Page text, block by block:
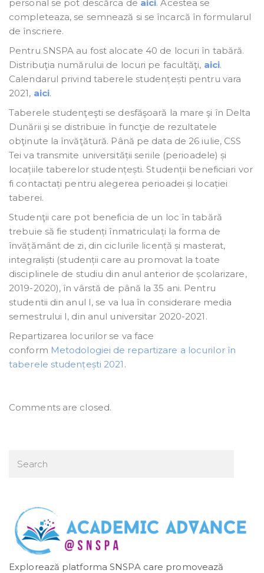
personal se pot descărca de aici. Acestea se
completeaza, se semnează si se încarcă în formularul
de înscriere.
Pentru SNSPA au fost alocate 40 de locuri în tabără.
Distribuţia numărului de locuri pe facultăţi, aici.
Calendarul privind taberele studențești pentru vara
2021, aici.
Taberele studenţeşti se desfăşoară la mare şi în Delta
Dunării şi se distribuie în funcţie de rezultatele
obţinute la învăţătură. Până pe data de 26 iulie, CSS
Tei va transmite universității seriile (perioadele) și
locațiile taberelor studențești. Studenții beneficiari vor
fi contactați pentru alegerea perioadei și locației
taberei.
Studenţii care pot beneficia de un loc în tabără
trebuie să fie studenți înmatriculați la forma de
învățământ de zi, din ciclurile licență și masterat,
integraliști (studenții care au promovat la toate
disciplinele de studiu din anul anterior de școlarizare,
2019-2020), în vârstă de până la 35 ani. Pentru
studentii din anul I, se va lua în considerare media
semestrului I, din anul universitar 2020-2021.
Repartizarea locurilor se va face
conform Metodologiei de repartizare a locurilor în
taberele studențești 2021 .
Comments are closed.
Explorează platforma SNSPA care promovează